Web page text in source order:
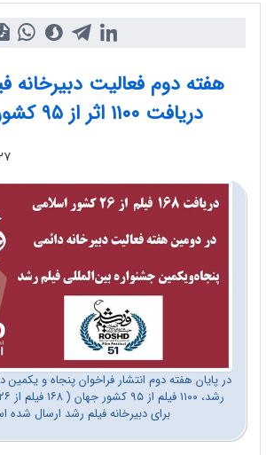
هفته دوم فعالیت دبیرخانه
دریافت ۱۱۰۰ اثر از ۹۵ کشور جهان
۲۷
در پایان هفته دوم انتشار فراخوان پنجاه و یکمین
برای دبیرخانه فیلم رشد ارسال شده